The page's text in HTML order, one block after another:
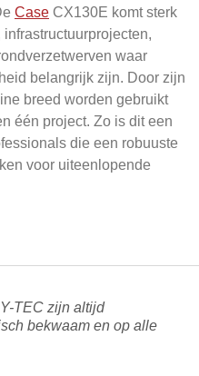
Case CX130E komt sterk
waar
belangrijk zijn. Door zijn
breed worden gebruikt
één project. Zo is dit een
die een robuuste
voor uiteenlopende
TEC zijn altijd
bekwaam en op alle